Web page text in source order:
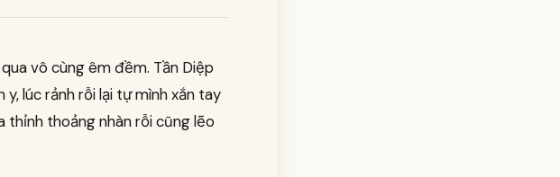
vô cùng êm đềm. Tần Diệp
lúc rảnh rỗi lại tự mình xắn tay
thỉnh thoảng nhàn rỗi cũng lẽo